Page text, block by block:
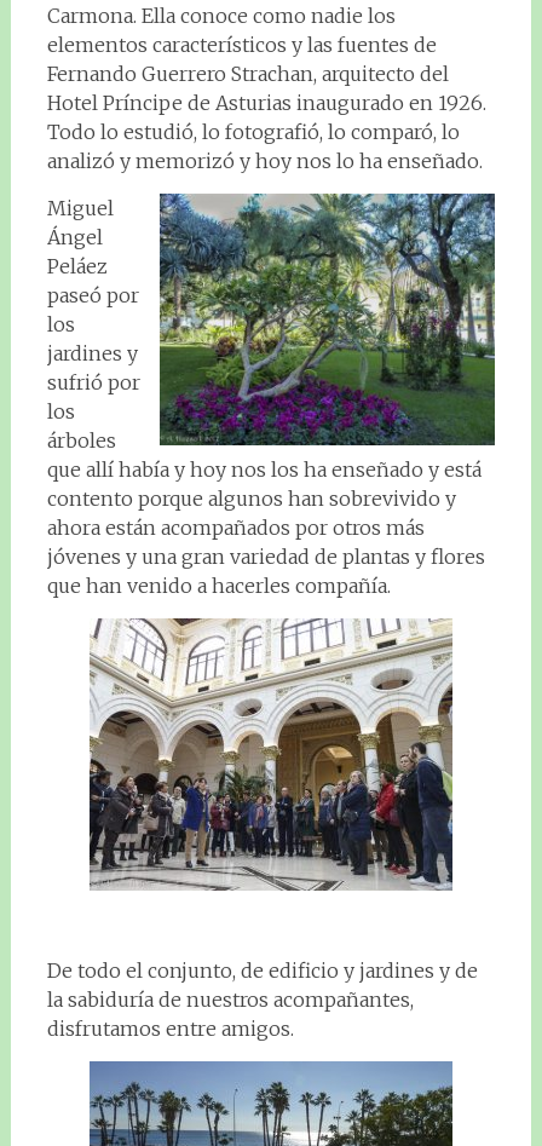
Carmona. Ella conoce como nadie los
elementos característicos y las fuentes de
Fernando Guerrero Strachan, arquitecto del
Hotel Príncipe de Asturias inaugurado en 1926.
Todo lo estudió, lo fotografió, lo comparó, lo
analizó y memorizó y hoy nos lo ha enseñado.
Miguel
Ángel
Peláez
paseó por
los
jardines y
sufrió por
los
árboles
que allí había y hoy nos los ha enseñado y está
contento porque algunos han sobrevivido y
ahora están acompañados por otros más
jóvenes y una gran variedad de plantas y flores
que han venido a hacerles compañía.
De todo el conjunto, de edificio y jardines y de
la sabiduría de nuestros acompañantes,
disfrutamos entre amigos.